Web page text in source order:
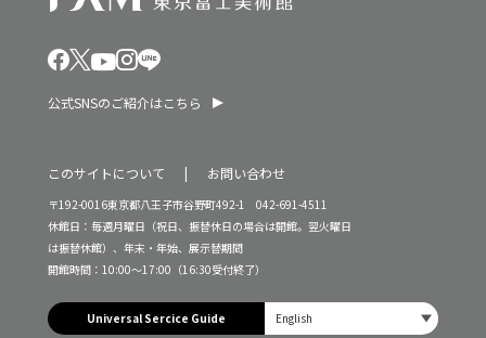
公式SNSのご紹介はこちら
このサイトについて お問い合わせ
〒192-0016東京都八王子市谷野町492-1 042-691-4511
休館日：毎週月曜日（祝日、振替休日の場合は開館。翌火曜日
は振替休館）、年末・年始、展示替期間
開館時間：10:00～17:00（16:30受付終了）
Universal Sercice Guide